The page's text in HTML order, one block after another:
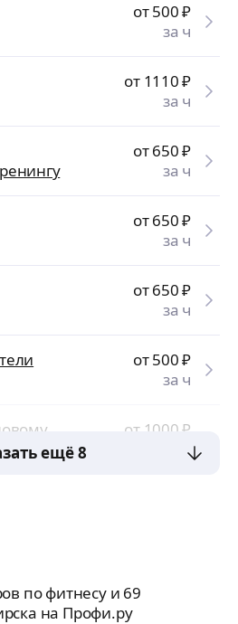
от 500₽
за ч
от 1110₽
за ч
от 650₽
за ч
от 650₽
за ч
от 650₽
за ч
от 500₽
за ч
от 1000₽
за ч
ещё 8
по фитнесу и 69
на Профи.ру